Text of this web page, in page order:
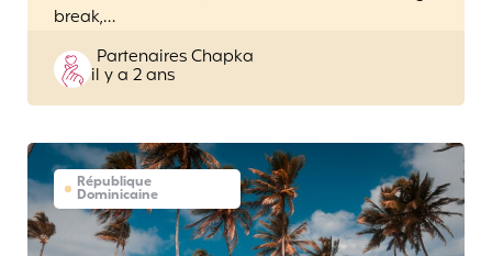
break,…
Posted
by
Partenaires Chapka
il y a 2 ans
République
Dominicaine